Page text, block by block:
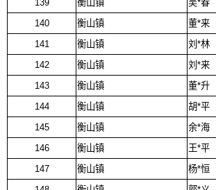
139
衡山镇
吴*春
140
衡山镇
董*来
141
衡山镇
刘*林
142
衡山镇
刘*来
143
衡山镇
董*升
144
衡山镇
胡*平
145
衡山镇
余*海
146
衡山镇
王*平
147
衡山镇
杨*恒